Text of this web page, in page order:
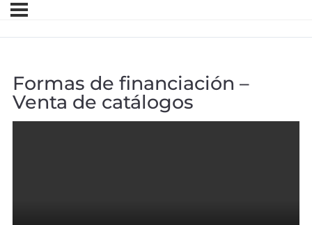
Formas de financiación –
Venta de catálogos